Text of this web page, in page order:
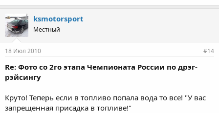
ksmotorsport
Местный
18 Июл 2010 #14
Re: Фото со 2го этапа Чемпионата России по дрэг-
рэйсингу
Круто! Теперь если в топливо попала вода то все! "У вас
запрещенная присадка в топливе!"